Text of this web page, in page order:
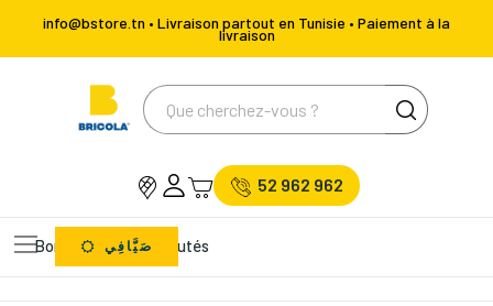
info@bstore.tn • Livraison partout en Tunisie • Paiement à la
livraison
52 962 962
Bons Plans Nouveautés
صَيَّافِي